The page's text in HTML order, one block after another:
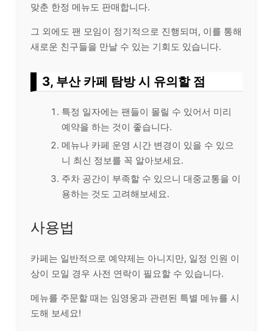
맞춘 한정 메뉴도 판매합니다.
그 외에도 팬 모임이 정기적으로 진행되며, 이를 통해
새로운 친구들을 만날 수 있는 기회도 있습니다.
3, 부산 카페 탐방 시 유의할 점
특정 일자에는 팬들이 몰릴 수 있어서 미리
예약을 하는 것이 좋습니다.
메뉴나 카페 운영 시간 변경이 있을 수 있으
니 최신 정보를 꼭 알아보세요.
주차 공간이 부족할 수 있으니 대중교통을 이
용하는 것도 고려해보세요.
사용법
카페는 일반적으로 예약제는 아니지만, 일정 인원 이
상이 모일 경우 사전 연락이 필요할 수 있습니다.
메뉴를 주문할 때는 임영웅과 관련된 특별 메뉴를 시
도해 보세요!